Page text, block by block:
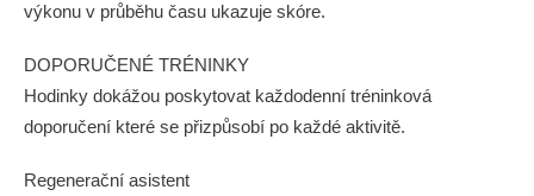
výkonu v průběhu času ukazuje skóre.
DOPORUČENÉ TRÉNINKY
Hodinky dokážou poskytovat každodenní tréninková
doporučení které se přizpůsobí po každé aktivitě.
Regenerační asistent